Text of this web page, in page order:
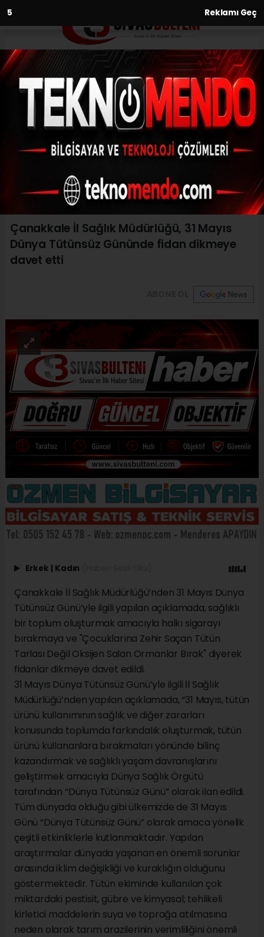
3 Reklamı Geç
Anasayfa
Çanakkale İl Sağlık Müdürlüğü,
31 Mayıs Dünya Tütünsüz
Gününde fidan dikmeye davet
etti
SAĞLIK
Çanakkale İl Sağlık Müdürlüğü, 31 Mayıs
Dünya Tütünsüz Gününde fidan dikmeye
davet etti
Erkek | Kadın
Çanakkale İl Sağlık Müdürlüğü’nden 31 Mayıs Dünya
Tütünsüz Günü’yle ilgili yapılan açıklamada, sağlıklı
bir toplum oluşturmak amacıyla halkı sigarayı
bırakmaya ve "Çocuklarına Zehir Saçan Tütün
Tarlası Değil Oksijen Salan Ormanlar Bırak" diyerek
fidanlar dikmeye davet edildi.
31 Mayıs Dünya Tütünsüz Günü’yle ilgili İl Sağlık
Müdürlüğü’nden yapılan açıklamada, “31 Mayıs, tütün
ürünü kullanımının sağlık ve diğer zararları
konusunda toplumda farkındalık oluşturmak, tütün
ürünü kullananlara bırakmaları yönünde bilinç
kazandırmak ve sağlıklı yaşam davranışlarını
geliştirmek amacıyla Dünya Sağlık Örgütü
tarafından “Dünya Tütünsüz Günü” olarak ilan edildi.
Tüm dünyada olduğu gibi ülkemizde de 31 Mayıs
Günü “Dünya Tütünsüz Günü” olarak amaca yönelik
çeşitli etkinliklerle kutlanmaktadır. Yapılan
araştırmalar dünyada yaşanan en önemli sorunlar
arasında iklim değişikliği ve kuraklığın olduğunu
göstermektedir. Tütün ekiminde kullanılan çok
miktardaki pestisit, gübre ve kimyasal; tehlikeli
kirletici maddelerin suya ve toprağa atılmasına
neden olarak tarım arazilerinin verimliliğini önemli